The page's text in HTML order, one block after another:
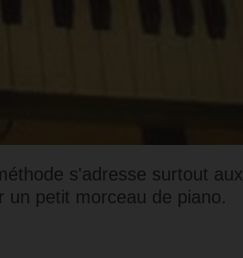
s'adresse surtout aux
petit morceau de piano.